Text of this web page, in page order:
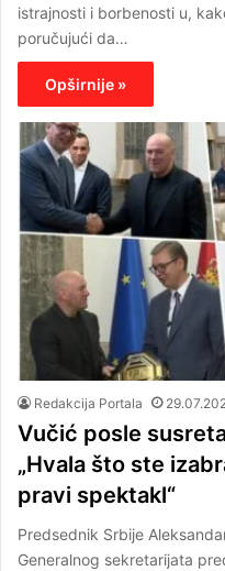
istrajnosti i borbenosti u,
poručujući da…
Opširnije »
Redakcija Portala
Vučić posle
„Hvala što ste
pravi spektakl“
Predsednik Srbije
Generalnog sekretarijata